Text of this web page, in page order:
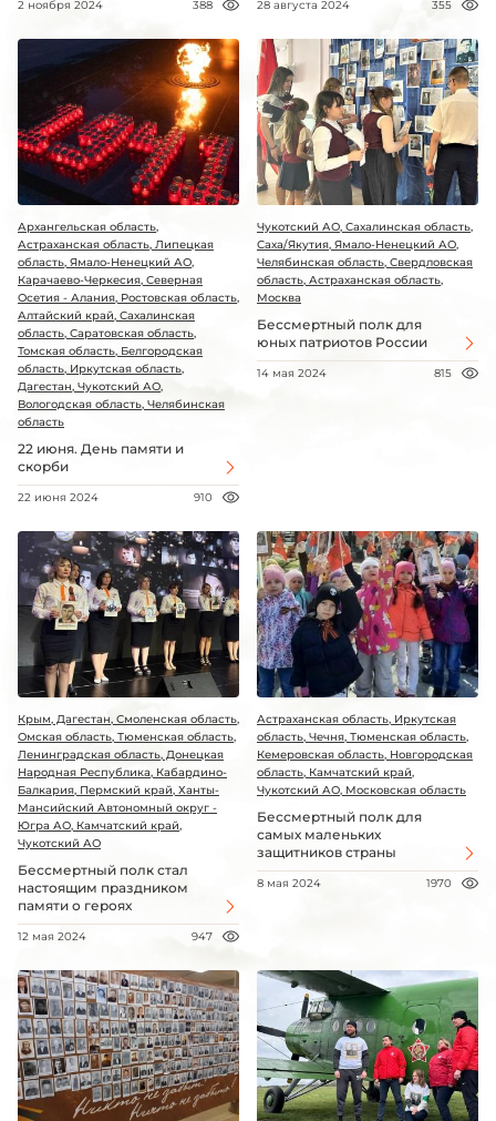
2 ноября 2024 388 28 августа 2024 355
Архангельская область,
Астраханская область, Липецкая
область, Ямало-Ненецкий АО,
Карачаево-Черкесия, Северная
Осетия - Алания, Ростовская область,
Алтайский край, Сахалинская
область, Саратовская область,
Томская область, Белгородская
область, Иркутская область,
Дагестан, Чукотский АО,
Вологодская область, Челябинская
область
22 июня. День памяти и
скорби
22 июня 2024 910
Чукотский АО, Сахалинская область,
Саха/Якутия, Ямало-Ненецкий АО,
Челябинская область, Свердловская
область, Астраханская область,
Москва
Бессмертный полк для
юных патриотов России
14 мая 2024 815
Крым, Дагестан, Смоленская область,
Омская область, Тюменская область,
Ленинградская область, Донецкая
Народная Республика, Кабардино-
Балкария, Пермский край, Ханты-
Мансийский Автономный округ -
Югра АО, Камчатский край,
Чукотский АО
Бессмертный полк стал
настоящим праздником
памяти о героях
12 мая 2024 947
Астраханская область, Иркутская
область, Чечня, Тюменская область,
Кемеровская область, Новгородская
область, Камчатский край,
Чукотский АО, Московская область
Бессмертный полк для
самых маленьких
защитников страны
8 мая 2024 1970